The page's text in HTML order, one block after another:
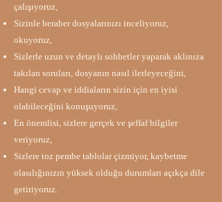
çalışıyoruz,
Sizinle beraber dosyalarınızı inceliyoruz,
okuyoruz,
Sizlerle uzun ve detaylı sohbetler yaparak aklınıza
takılan soruları, dosyanın nasıl ilerleyeceğini,
Hangi cevap ve iddiaların sizin için en iyisi
olabileceğini konuşuyoruz,
En önemlisi, sizlere gerçek ve şeffaf bilgiler
veriyoruz,
Sizlere toz pembe tablolar çizmiyor, kaybetme
olasılığınızın yüksek olduğu durumları açıkça dile
getiriyoruz.